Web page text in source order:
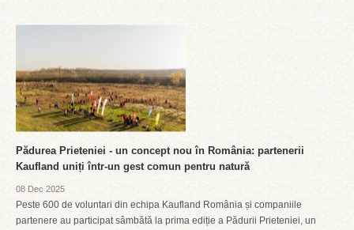
Pădurea Prieteniei - un concept nou în România: partenerii
Kaufland uniți într-un gest comun pentru natură
08 Dec 2025
Peste 600 de voluntari din echipa Kaufland România și companiile
partenere au participat sâmbătă la prima ediție a Pădurii Prieteniei, un